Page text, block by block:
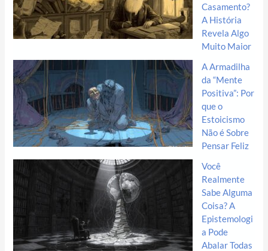
Casamento?
A História
Revela Algo
Muito Maior
A Armadilha
da “Mente
Positiva”: Por
que o
Estoicismo
Não é Sobre
Pensar Feliz
Você
Realmente
Sabe Alguma
Coisa? A
Epistemologi
a Pode
Abalar Todas